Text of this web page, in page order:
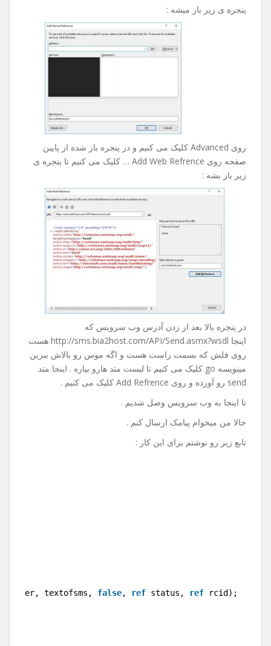
پنجره ی زیر باز میشه :
روی Advanced کلیک می کنیم و در پنجره باز شده از پایین
صفحه روی Add Web Refrence … کلیک می کنیم تا پنجره ی
زیر باز بشه :
در پنجره بالا بعد از زدن آدرس وب سرویس که
اینجا http://sms.bia2host.com/API/Send.asmx?wsdl هست
روی فلش که بسمت راست هست و اگه موس رو بالاش ببرین
مینویسه go کلیک می کنیم تا لیست متد هارو بیاره . اینجا متد
send رو آورده و روی Add Refrence کلیک می کنیم .
تا اینجا به وب سرویس وصل شدیم .
حالا من میخوام پیامک ارسال کنم .
تابع زیر رو نوشتم برای این کار :
textofsms, false, ref status, ref rcid);